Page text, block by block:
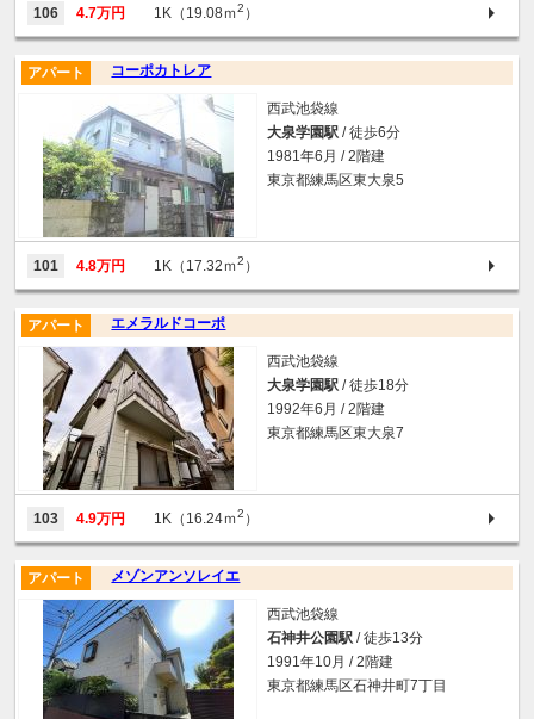
106 4.7万円 1K（19.08ｍ2 ）
コーポカトレア
アパート
西武池袋線
大泉学園駅 / 徒歩6分
1981年6月 / 2階建
東京都練馬区東大泉5
101 4.8万円 1K（17.32ｍ2 ）
エメラルドコーポ
アパート
西武池袋線
大泉学園駅 / 徒歩18分
1992年6月 / 2階建
東京都練馬区東大泉7
103 4.9万円 1K（16.24ｍ2 ）
メゾンアンソレイエ
アパート
西武池袋線
石神井公園駅 / 徒歩13分
1991年10月 / 2階建
東京都練馬区石神井町7丁目